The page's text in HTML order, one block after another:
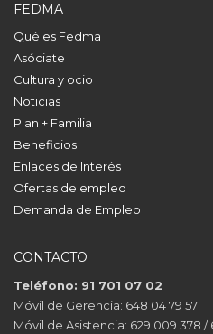
FEDMA
Qué es Fedma
Asóciate
Cultura y ocio
Noticias
Plan + Familia
Beneficios
Enlaces de Interés
Ofertas de empleo
Demanda de Empleo
CONTACTO
Teléfono: 91 701 07 02
Móvil de Gerencia: 648 04 79 57
Móvil de Asistencia: 629 009 378 /